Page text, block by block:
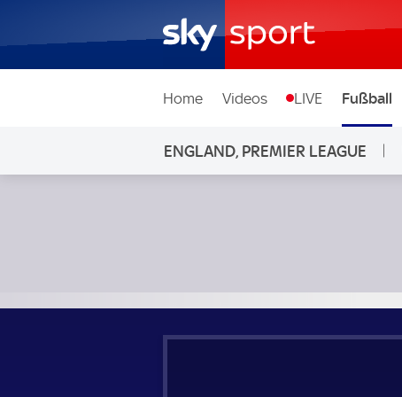
Home Videos LIVE Fußball
ENGLAND, PREMIER LEAGUE